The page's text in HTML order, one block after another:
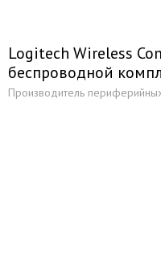
Logitech Wireless
беспроводной
Производитель